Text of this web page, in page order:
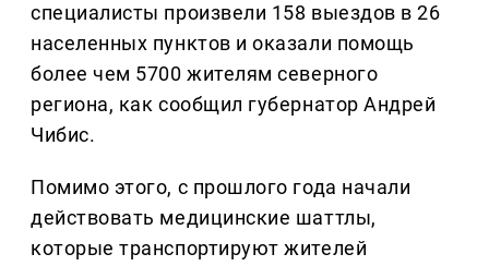
специалисты произвели 158 выездов в 26
населенных пунктов и оказали помощь
более чем 5700 жителям северного
региона, как сообщил губернатор Андрей
Чибис.
Помимо этого, с прошлого года начали
действовать медицинские шаттлы,
которые транспортируют жителей